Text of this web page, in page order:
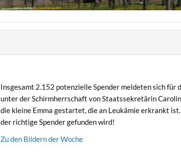
Ins­ge­samt 2.152 poten­zielle Spender melde­ten sich für
unter der Schirmherrschaft von Staatssekretärin
die kleine Emma ges­tartet, die an Leukämie erkrankt
der richtige Spender gefun­den wird!
Zu den Bildern der Woche